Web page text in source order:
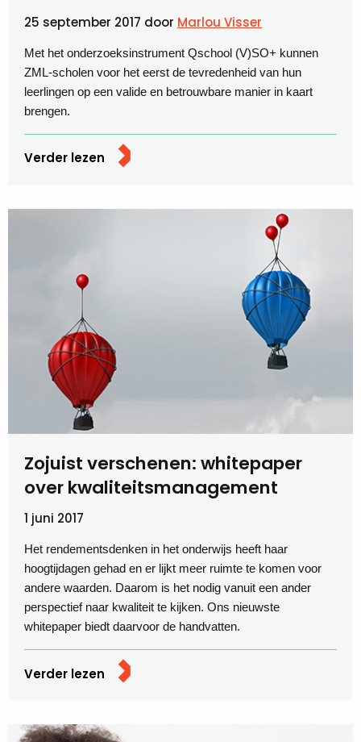
25 september 2017 door Marlou Visser
Met het onderzoeksinstrument Qschool (V)SO+ kunnen
ZML-scholen voor het eerst de tevredenheid van hun
leerlingen op een valide en betrouwbare manier in kaart
brengen.
Verder lezen
Zojuist verschenen: whitepaper
over kwaliteitsmanagement
1 juni 2017
Het rendementsdenken in het onderwijs heeft haar
hoogtijdagen gehad en er lijkt meer ruimte te komen voor
andere waarden. Daarom is het nodig vanuit een ander
perspectief naar kwaliteit te kijken. Ons nieuwste
whitepaper biedt daarvoor de handvatten.
Verder lezen